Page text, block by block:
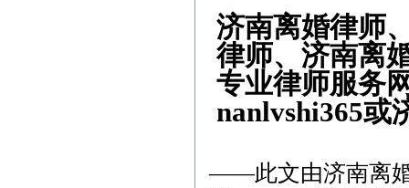
济南离婚律师
律师、济南离
专业律师服务
nanlvshi365或
——此文由济南离